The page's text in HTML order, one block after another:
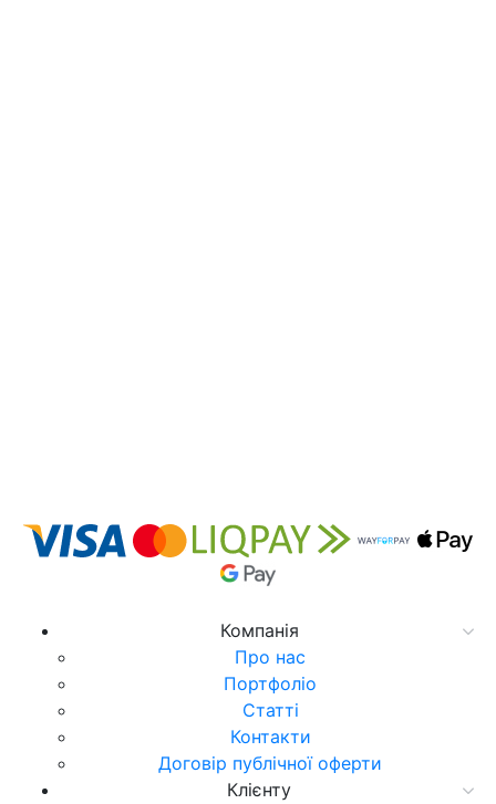
Компанія
Про нас
Портфоліо
Статті
Контакти
Договір публічної оферти
Клієнту